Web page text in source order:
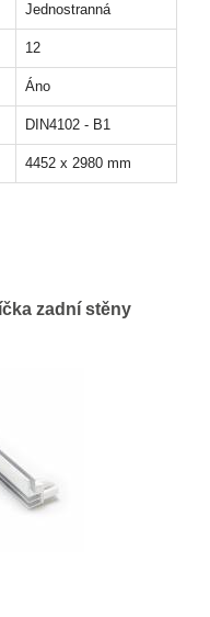
Jednostranná
12
Áno
DIN4102 - B1
4452 x 2980 mm
zadní stěny